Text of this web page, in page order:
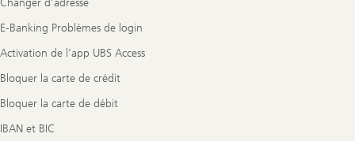
E-Banking Problèmes de login
Activation de l'app UBS Access
Bloquer la carte de crédit
Bloquer la carte de débit
IBAN et BIC